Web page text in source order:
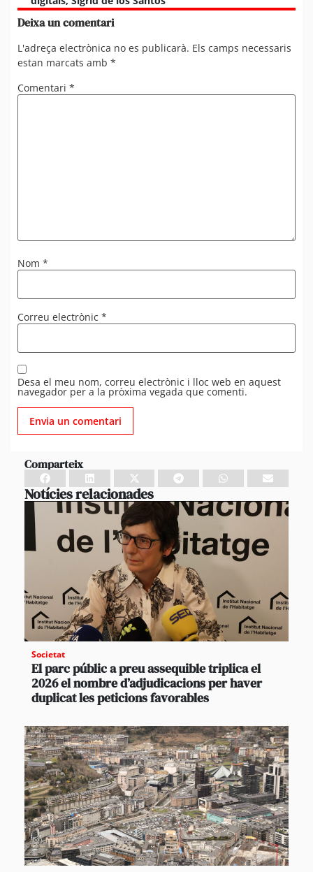
Deixa un comentari
L'adreça electrònica no es publicarà. Els camps necessaris
estan marcats amb *
Comentari *
Nom *
Correu electrònic *
Desa el meu nom, correu electrònic i lloc web en aquest
navegador per a la pròxima vegada que comenti.
Comparteix
Notícies relacionades
Societat
El parc públic a preu assequible triplica el
2026 el nombre d’adjudicacions per haver
duplicat les peticions favorables